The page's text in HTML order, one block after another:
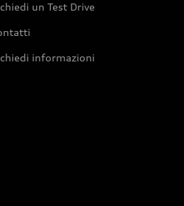
un Test Drive
informazioni